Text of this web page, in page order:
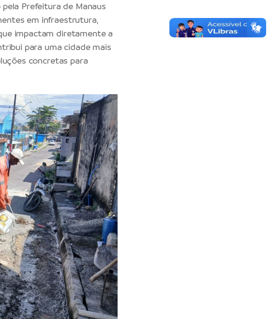
Prefeitura de Manaus
em infraestrutura,
impactam diretamente a
para uma cidade mais
concretas para